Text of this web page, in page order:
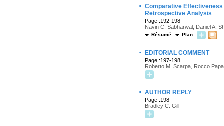
· Comparative
Retrospective Analysis
Page :192-198
Navin C. Sabharwal, Daniel A.
Résumé Plan
· EDITORIAL COMMENT
Page :197-198
Roberto M. Scarpa, Rocco
· AUTHOR REPLY
Page :198
Bradley C. Gill